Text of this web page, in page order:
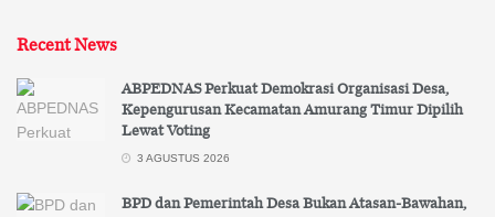
Recent News
ABPEDNAS Perkuat Demokrasi Organisasi Desa,
Kepengurusan Kecamatan Amurang Timur Dipilih
Lewat Voting
3 AGUSTUS 2026
BPD dan Pemerintah Desa Bukan Atasan-Bawahan,